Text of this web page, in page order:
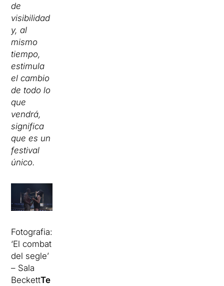
de
visibilidad
y, al
mismo
tiempo,
estimula
el cambio
de todo lo
que
vendrá,
significa
que es un
festival
único.
Fotografia:
‘El combat
del segle’
– Sala
BeckettTe